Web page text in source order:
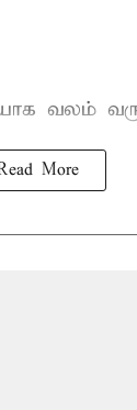
வலம்
More